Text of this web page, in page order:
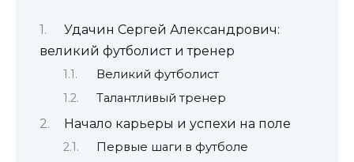
Удачин Сергей Александрович:
великий футболист и тренер
Великий футболист
Талантливый тренер
Начало карьеры и успехи на поле
Первые шаги в футболе